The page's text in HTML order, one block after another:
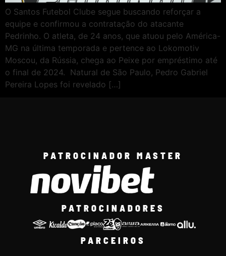
O Santos Futebol Clube segue buscando reforçar a
equipe e confirmou a contratação do atacante
Pedrinho. O atleta, de 24 anos, que atuou pelo América-
MG na última temporada e pertence ao Lokomotiv
Moscou, da Rússia, chega ao Peixe por empréstimo até
o final de 2024. Natural de São Paulo, Pedro Gabriel
Pereira Lopes foi revelado […]
PATROCINADOR MASTER
PATROCINADORES
PARCEIROS